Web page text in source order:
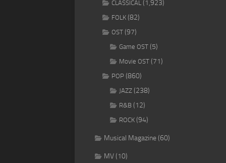
CLASSICAL (1,923)
FOLK (82)
OST (97)
Game OST (5)
Movie OST (71)
POP (860)
JAZZ (238)
R&B (12)
ROCK (94)
Musical Magazine(60)
MV(10)